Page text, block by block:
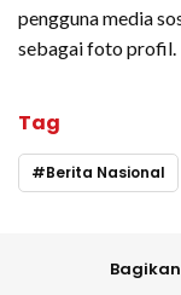
pengguna media
sebagai foto profil.
Tag
Berita Nasional